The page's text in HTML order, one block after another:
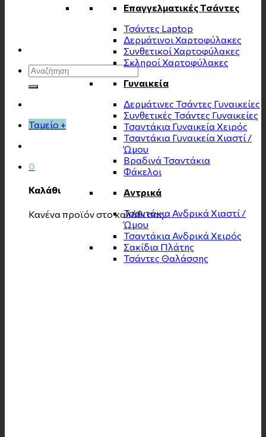
Αναζήτηση
για:
Ταμείο +
0
Καλάθι
Κανένα προϊόν στο καλάθι σας.
Επαγγελματικές Τσάντες
Τσάντες Laptop
Δερμάτινοι Χαρτοφύλακες
Συνθετικοί Χαρτοφύλακες
Σκληροί Χαρτοφύλακες
Γυναικεία
Δερμάτινες Τσάντες Γυναικείες
Συνθετικές Τσάντες Γυναικείες
Τσαντάκια Γυναικεία Χειρός
Τσαντάκια Γυναικεία Χιαστί /
Ώμου
Βραδινά Τσαντάκια
Φάκελοι
Αντρικά
Τσαντάκια Ανδρικά Χιαστί /
Ώμου
Τσαντάκια Ανδρικά Χειρός
Σακίδια Πλάτης
Τσάντες Θαλάσσης